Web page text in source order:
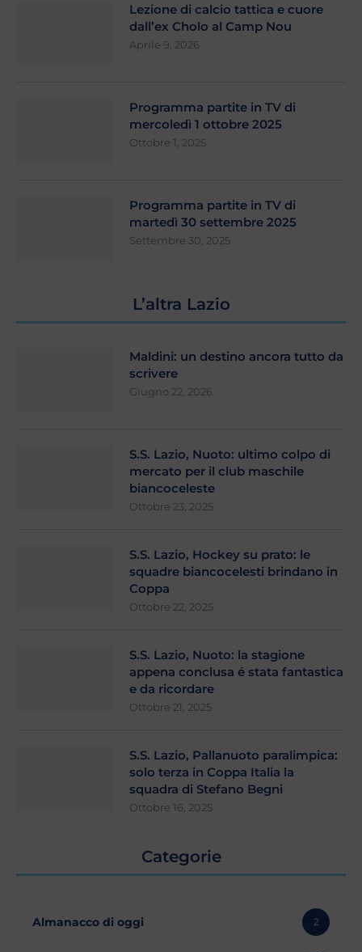
Lezione di calcio tattica e cuore
dall’ex Cholo al Camp Nou
Aprile 9, 2026
Programma partite in TV di
mercoledì 1 ottobre 2025
Ottobre 1, 2025
Programma partite in TV di
martedì 30 settembre 2025
Settembre 30, 2025
L’altra Lazio
Maldini: un destino ancora tutto da
scrivere
Giugno 22, 2026
S.S. Lazio, Nuoto: ultimo colpo di
mercato per il club maschile
biancoceleste
Ottobre 23, 2025
S.S. Lazio, Hockey su prato: le
squadre biancocelesti brindano in
Coppa
Ottobre 22, 2025
S.S. Lazio, Nuoto: la stagione
appena conclusa é stata fantastica
e da ricordare
Ottobre 21, 2025
S.S. Lazio, Pallanuoto paralimpica:
solo terza in Coppa Italia la
squadra di Stefano Begni
Ottobre 16, 2025
Categorie
Almanacco di oggi 2